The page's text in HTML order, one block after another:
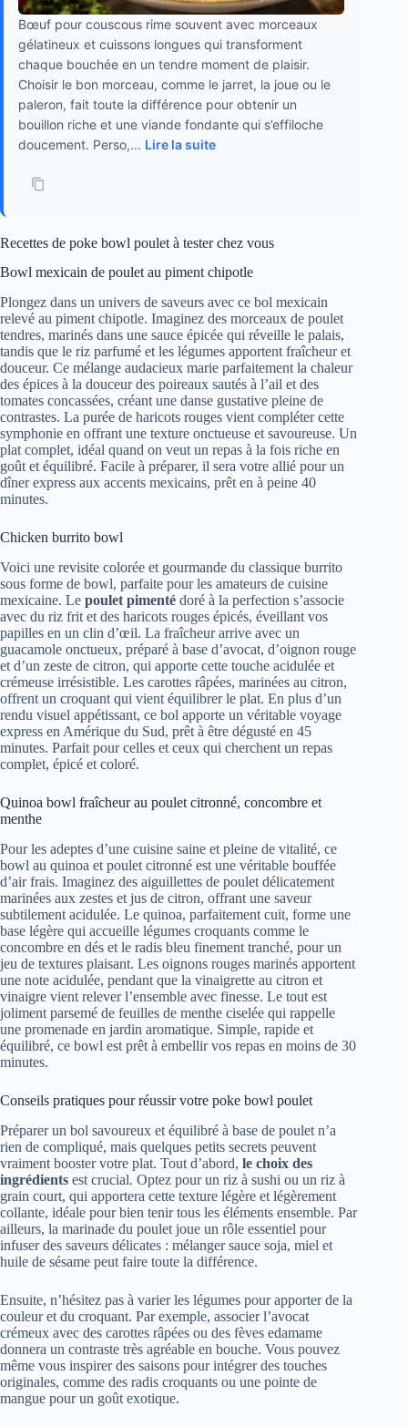
Bœuf pour couscous rime souvent avec morceaux
gélatineux et cuissons longues qui transforment
chaque bouchée en un tendre moment de plaisir.
Choisir le bon morceau, comme le jarret, la joue ou le
paleron, fait toute la différence pour obtenir un
bouillon riche et une viande fondante qui s’effiloche
doucement. Perso,... Lire la suite
Recettes de poke bowl poulet à tester chez vous
Bowl mexicain de poulet au piment chipotle
Plongez dans un univers de saveurs avec ce bol mexicain
relevé au piment chipotle. Imaginez des morceaux de poulet
tendres, marinés dans une sauce épicée qui réveille le palais,
tandis que le riz parfumé et les légumes apportent fraîcheur et
douceur. Ce mélange audacieux marie parfaitement la chaleur
des épices à la douceur des poireaux sautés à l’ail et des
tomates concassées, créant une danse gustative pleine de
contrastes. La purée de haricots rouges vient compléter cette
symphonie en offrant une texture onctueuse et savoureuse. Un
plat complet, idéal quand on veut un repas à la fois riche en
goût et équilibré. Facile à préparer, il sera votre allié pour un
dîner express aux accents mexicains, prêt en à peine 40
minutes.
Chicken burrito bowl
Voici une revisite colorée et gourmande du classique burrito
sous forme de bowl, parfaite pour les amateurs de cuisine
mexicaine. Le poulet pimenté doré à la perfection s’associe
avec du riz frit et des haricots rouges épicés, éveillant vos
papilles en un clin d’œil. La fraîcheur arrive avec un
guacamole onctueux, préparé à base d’avocat, d’oignon rouge
et d’un zeste de citron, qui apporte cette touche acidulée et
crémeuse irrésistible. Les carottes râpées, marinées au citron,
offrent un croquant qui vient équilibrer le plat. En plus d’un
rendu visuel appétissant, ce bol apporte un véritable voyage
express en Amérique du Sud, prêt à être dégusté en 45
minutes. Parfait pour celles et ceux qui cherchent un repas
complet, épicé et coloré.
Quinoa bowl fraîcheur au poulet citronné, concombre et
menthe
Pour les adeptes d’une cuisine saine et pleine de vitalité, ce
bowl au quinoa et poulet citronné est une véritable bouffée
d’air frais. Imaginez des aiguillettes de poulet délicatement
marinées aux zestes et jus de citron, offrant une saveur
subtilement acidulée. Le quinoa, parfaitement cuit, forme une
base légère qui accueille légumes croquants comme le
concombre en dés et le radis bleu finement tranché, pour un
jeu de textures plaisant. Les oignons rouges marinés apportent
une note acidulée, pendant que la vinaigrette au citron et
vinaigre vient relever l’ensemble avec finesse. Le tout est
joliment parsemé de feuilles de menthe ciselée qui rappelle
une promenade en jardin aromatique. Simple, rapide et
équilibré, ce bowl est prêt à embellir vos repas en moins de 30
minutes.
Conseils pratiques pour réussir votre poke bowl poulet
Préparer un bol savoureux et équilibré à base de poulet n’a
rien de compliqué, mais quelques petits secrets peuvent
vraiment booster votre plat. Tout d’abord, le choix des
ingrédients est crucial. Optez pour un riz à sushi ou un riz à
grain court, qui apportera cette texture légère et légèrement
collante, idéale pour bien tenir tous les éléments ensemble. Par
ailleurs, la marinade du poulet joue un rôle essentiel pour
infuser des saveurs délicates : mélanger sauce soja, miel et
huile de sésame peut faire toute la différence.
Ensuite, n’hésitez pas à varier les légumes pour apporter de la
couleur et du croquant. Par exemple, associer l’avocat
crémeux avec des carottes râpées ou des fèves edamame
donnera un contraste très agréable en bouche. Vous pouvez
même vous inspirer des saisons pour intégrer des touches
originales, comme des radis croquants ou une pointe de
mangue pour un goût exotique.